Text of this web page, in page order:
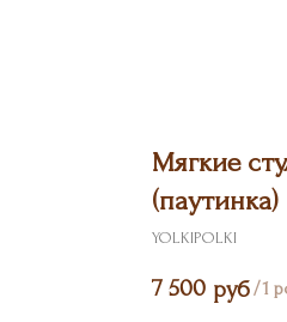
Мягкие
(паутинка)
YOLKIPOLKI
7 500 руб/1